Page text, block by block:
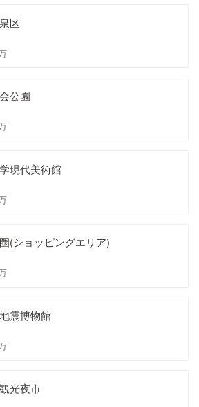
区
公園
現代美術館
(ショッピングエリア)
震博物館
光夜市